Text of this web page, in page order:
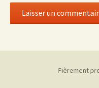
Fièrement